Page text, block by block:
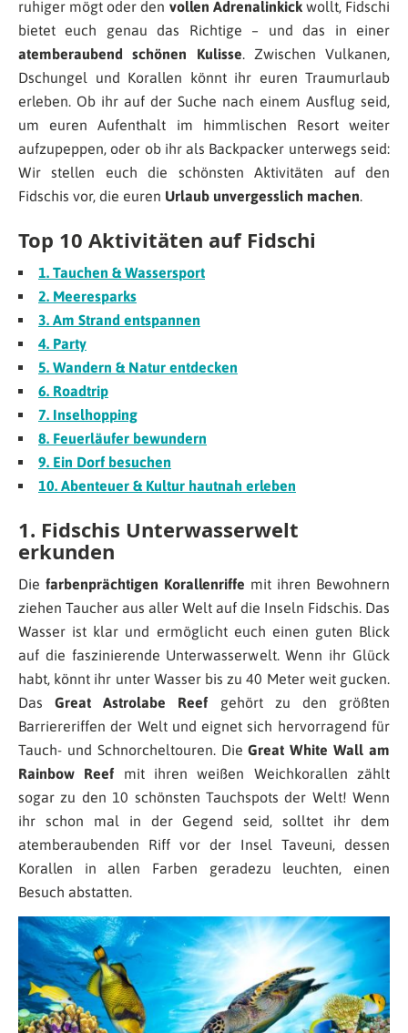
ruhiger mögt oder den vollen Adrenalinkickwollt, Fidschi
bietet euch genau das Richtige – und das in einer
atemberaubend schönen Kulisse. Zwischen Vulkanen,
Dschungel und Korallen könnt ihr euren Traumurlaub
erleben. Ob ihr auf der Suche nach einem Ausflug seid,
um euren Aufenthalt im himmlischen Resort weiter
aufzupeppen, oder ob ihr als Backpacker unterwegs seid:
Wir stellen euch die schönsten Aktivitäten auf den
Fidschis vor, die euren Urlaub unvergesslich machen.
Top 10 Aktivitäten auf Fidschi
1. Tauchen & Wassersport
2. Meeresparks
3. Am Strand entspannen
4. Party
5. Wandern & Natur entdecken
6. Roadtrip
7. Inselhopping
8. Feuerläufer bewundern
9. Ein Dorf besuchen
10. Abenteuer & Kultur hautnah erleben
1. Fidschis Unterwasserwelt
erkunden
Die farbenprächtigen Korallenriffe mit ihren Bewohnern
ziehen Taucher aus aller Welt auf die Inseln Fidschis. Das
Wasser ist klar und ermöglicht euch einen guten Blick
auf die faszinierende Unterwasserwelt. Wenn ihr Glück
habt, könnt ihr unter Wasser bis zu 40 Meter weit gucken.
DasGreat Astrolabe Reefgehört zu den größten
Barriereriffen der Welt und eignet sich hervorragend für
Tauch- und Schnorcheltouren. DieGreat White Wall am
Rainbow Reefmit ihren weißen Weichkorallen zählt
sogar zu den 10 schönsten Tauchspots der Welt! Wenn
ihr schon mal in der Gegend seid, solltet ihr dem
atemberaubenden Riff vor der Insel Taveuni, dessen
Korallen in allen Farben geradezu leuchten, einen
Besuch abstatten.